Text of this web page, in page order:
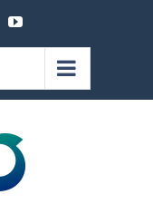
YouTube